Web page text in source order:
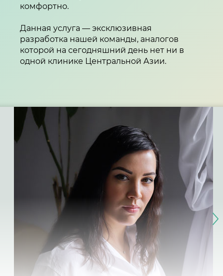
комфортно.
Данная услуга — эксклюзивная
разработка нашей команды, аналогов
которой на сегодняшний день нет ни в
одной клинике Центральной Азии.